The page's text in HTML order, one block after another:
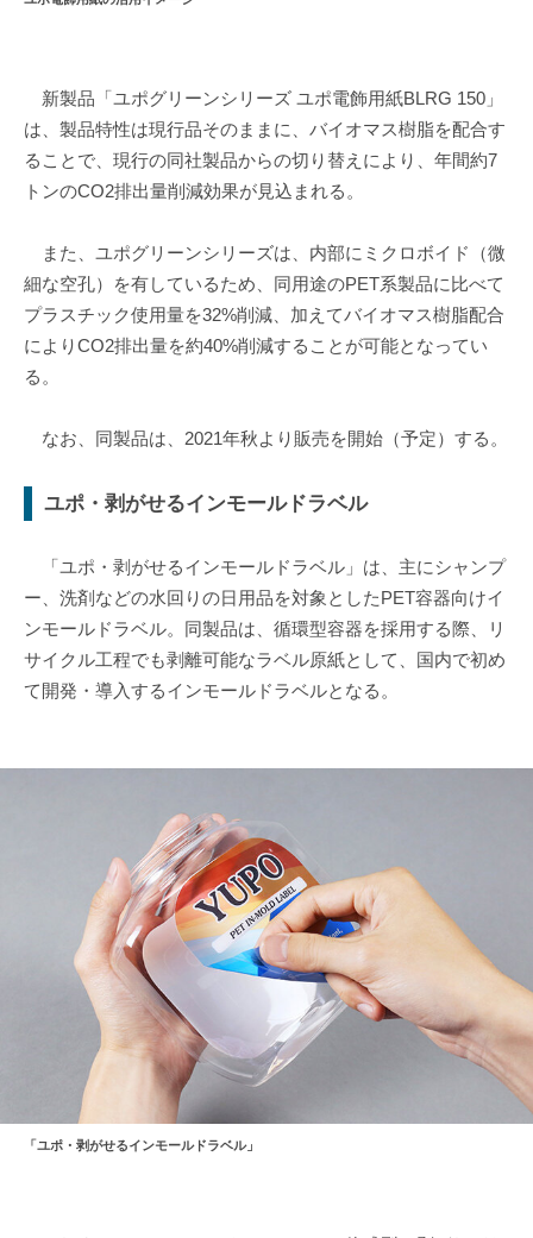
新製品「ユポグリーンシリーズ ユポ電飾用紙BLRG 150」
は、製品特性は現行品そのままに、バイオマス樹脂を配合す
ることで、現行の同社製品からの切り替えにより、年間約7
トンのCO2排出量削減効果が見込まれる。
また、ユポグリーンシリーズは、内部にミクロボイド（微
細な空孔）を有しているため、同用途のPET系製品に比べて
プラスチック使用量を32%削減、加えてバイオマス樹脂配合
によりCO2排出量を約40%削減することが可能となってい
る。
なお、同製品は、2021年秋より販売を開始（予定）する。
ユポ・剥がせるインモールドラベル
「ユポ・剥がせるインモールドラベル」は、主にシャンプ
ー、洗剤などの水回りの日用品を対象としたPET容器向けイ
ンモールドラベル。同製品は、循環型容器を採用する際、リ
サイクル工程でも剥離可能なラベル原紙として、国内で初め
て開発・導入するインモールドラベルとなる。
「ユポ・剥がせるインモールドラベル」